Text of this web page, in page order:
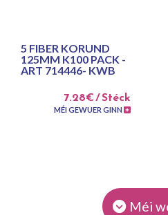
5 FIBER KORUND
125MM K100 PACK -
ART 714446- KWB
7.28€ / Stéck
MÉI GEWUER GINN
Méi